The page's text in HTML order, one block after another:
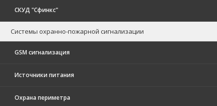
СКУД "Сфинкс"
Системы охранно-пожарной сигнализации
GSM сигнализация
Источники питания
Охрана периметра